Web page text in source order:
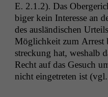
E. 2.1.2). Das
biger kein Inter­esse an
des aus­ländis­chen
Möglichkeit zum
streck­ung hat, weshalb
Recht auf das Gesuch
nicht einge­treten ist